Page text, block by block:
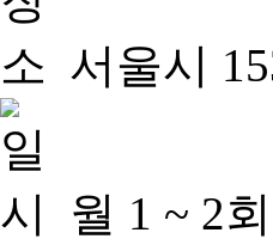
서울시
월 1 ~ 2회